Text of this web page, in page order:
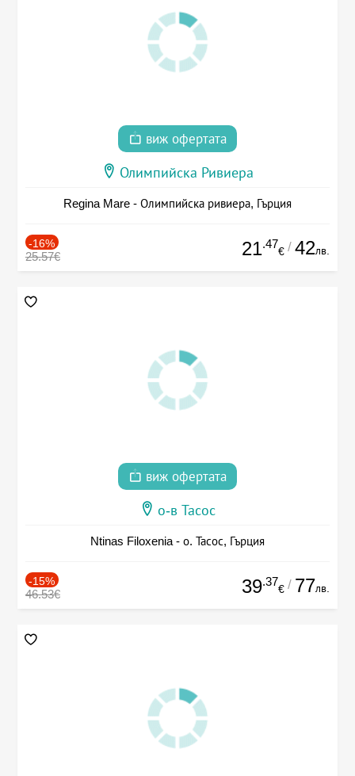
виж офертата
Олимпийска Ривиера
Regina Mare - Олимпийска ривиера, Гърция
-16%
25.57€ 21.47
€ / 42лв.
виж офертата
о-в Тасос
Ntinas Filoxenia - о. Тасос, Гърция
-15%
46.53€ 39.37
€ / 77лв.